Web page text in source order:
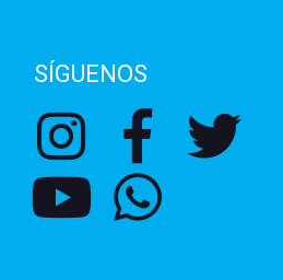
SÍGUENOS